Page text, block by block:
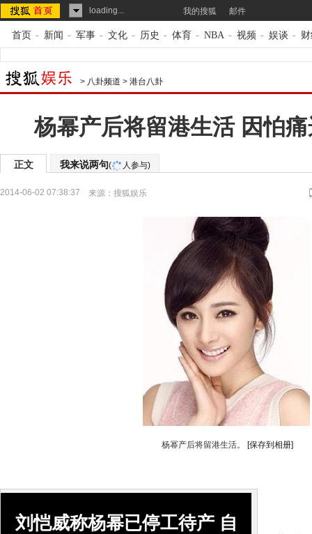
loading... 我的搜狐 邮件
首页 - 新闻 - 军事 - 文化 - 历史 - 体育 - NBA - 视频 - 娱谈 -
> 八卦频道 > 港台八卦
杨幂产后将留港生活 因怕
正文 我来说两句( 人参与)
2014-06-02 07:38:37 来源： 搜狐娱乐
杨幂产后将留港生活。 [保存到相册]
刘恺威称杨幂已停工待产 自